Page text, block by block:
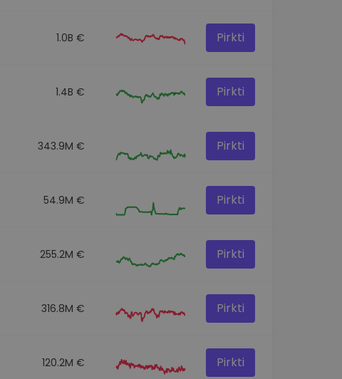
1.0B € Pirkti
1.4B € Pirkti
343.9M € Pirkti
54.9M € Pirkti
255.2M € Pirkti
316.8M € Pirkti
120.2M € Pirkti